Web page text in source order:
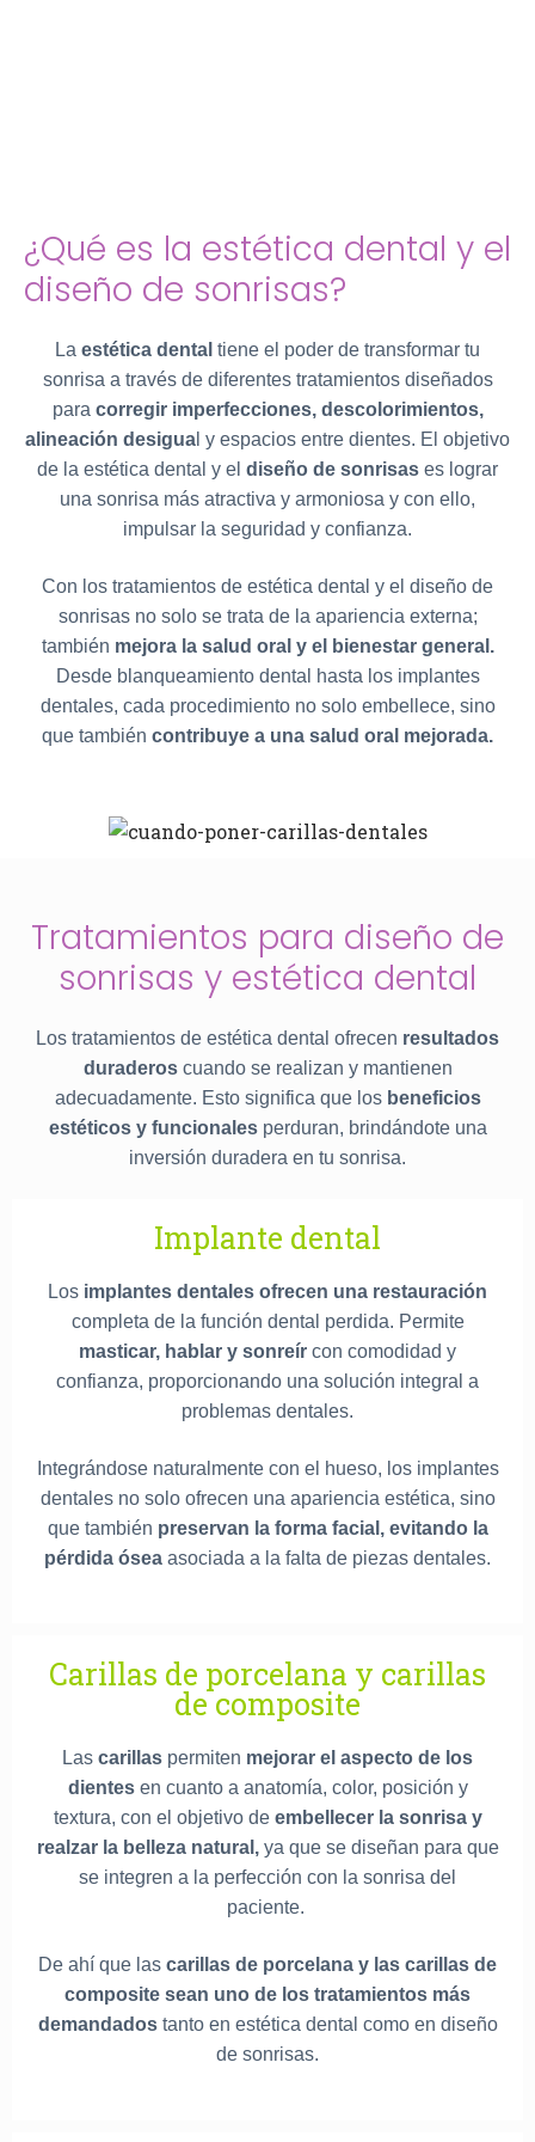
¿Qué es la estética dental y el
diseño de sonrisas?
La estética dental tiene el poder de transformar tu
sonrisa a través de diferentes tratamientos diseñados
para corregir imperfecciones, descolorimientos,
alineación desigua l y espacios entre dientes. El objetivo
de la estética dental y el diseño de sonrisas es lograr
una sonrisa más atractiva y armoniosa y con ello,
impulsar la seguridad y confianza.
Con los tratamientos de estética dental y el diseño de
sonrisas no solo se trata de la apariencia externa;
también mejora la salud oral y el bienestar general.
Desde blanqueamiento dental hasta los implantes
dentales, cada procedimiento no solo embellece, sino
que también contribuye a una salud oral mejorada.
Tratamientos para diseño de
sonrisas y estética dental
Los tratamientos de estética dental ofrecen resultados
duraderos cuando se realizan y mantienen
adecuadamente. Esto significa que losbeneficios
estéticos y funcionalesperduran, brindándote una
inversión duradera en tu sonrisa.
Implante dental
Los implantes dentales ofrecen una restauración
completa de la función dental perdida. Permite
masticar, hablar y sonreír con comodidad y
confianza, proporcionando una solución integral a
problemas dentales.
Integrándose naturalmente con el hueso, los implantes
dentales no solo ofrecen una apariencia estética, sino
que también preservan la forma facial, evitando la
pérdida ósea asociada a la falta de piezas dentales.
Carillas de porcelana y carillas
de composite
Las carillas permiten mejorar el aspecto de los
dientesen cuanto a anatomía, color, posición y
textura, con el objetivo de embellecer la sonrisa y
realzar la belleza natural, ya que se diseñan para que
se integren a la perfección con la sonrisa del
paciente.
De ahí que las carillas de porcelana y las carillas de
composite sean uno de los tratamientos más
demandadostanto en estética dental como en diseño
de sonrisas.